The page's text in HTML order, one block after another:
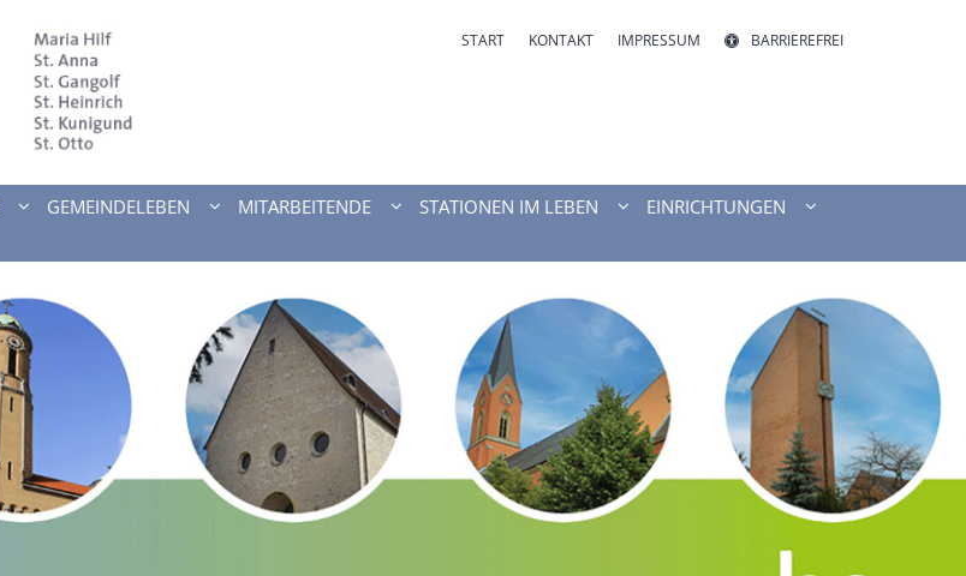
START KONTAKT IMPRESSUM BARRIEREFREI
GEMEINDELEBEN MITARBEITENDE STATIONEN IM LEBEN
EINRICHTUNGEN